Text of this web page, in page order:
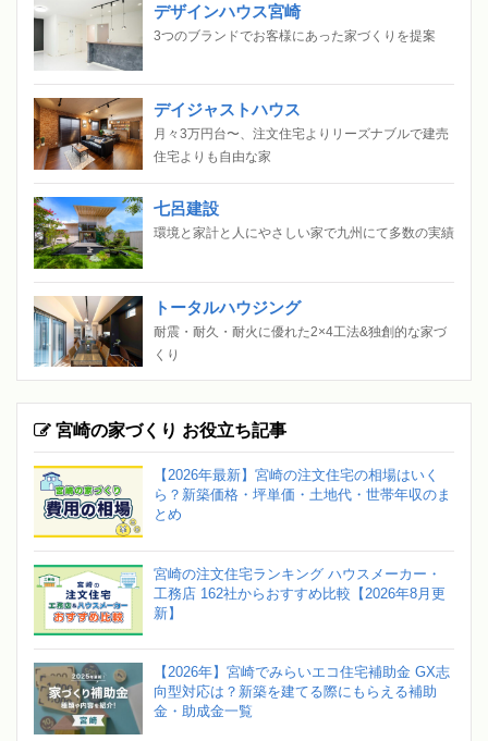
デザインハウス宮崎
3つのブランドでお客様にあった家づくりを提案
デイジャストハウス
月々3万円台〜、注文住宅よりリーズナブルで建売
住宅よりも自由な家
七呂建設
環境と家計と人にやさしい家で九州にて多数の実績
トータルハウジング
耐震・耐久・耐火に優れた2×4工法&独創的な家づ
くり
宮崎の家づくり お役立ち記事
【2026年最新】宮崎の注文住宅の相場はいく
ら？新築価格・坪単価・土地代・世帯年収のま
とめ
宮崎の注文住宅ランキング ハウスメーカー・
工務店 162社からおすすめ比較【2026年8月更
新】
【2026年】宮崎でみらいエコ住宅補助金 GX志
向型対応は？新築を建てる際にもらえる補助
金・助成金一覧